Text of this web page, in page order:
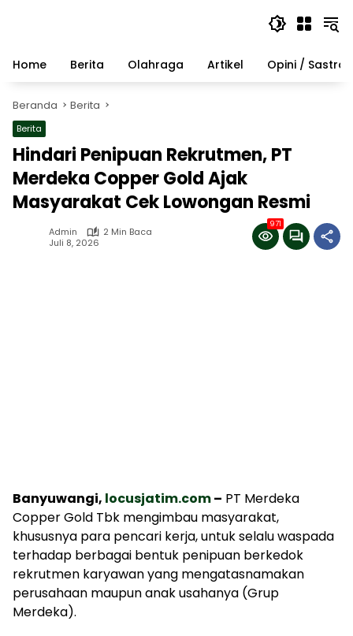
Home
Berita Olahraga Artikel Opini / Sastra
Beranda Berita
Berita
Hindari Penipuan Rekrutmen, PT
Merdeka Copper Gold Ajak
Masyarakat Cek Lowongan Resmi
Admin
2 Min Baca
Juli 8, 2026
971
Banyuwangi, locusjatim.com– PT Merdeka
Copper Gold Tbk mengimbau masyarakat,
khususnya para pencari kerja, untuk selalu waspada
terhadap berbagai bentuk penipuan berkedok
rekrutmen karyawan yang mengatasnamakan
perusahaan maupun anak usahanya (Grup
Merdeka).